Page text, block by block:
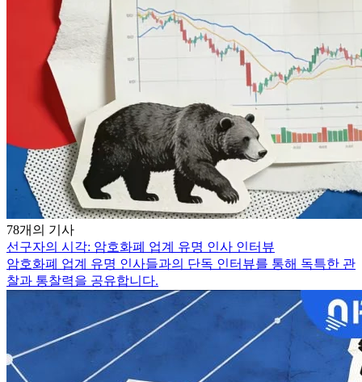
78개의 기사
선구자의 시각: 암호화폐 업계 유명 인사 인터뷰
암호화폐 업계 유명 인사들과의 단독 인터뷰를 통해 독특한 관
찰과 통찰력을 공유합니다.